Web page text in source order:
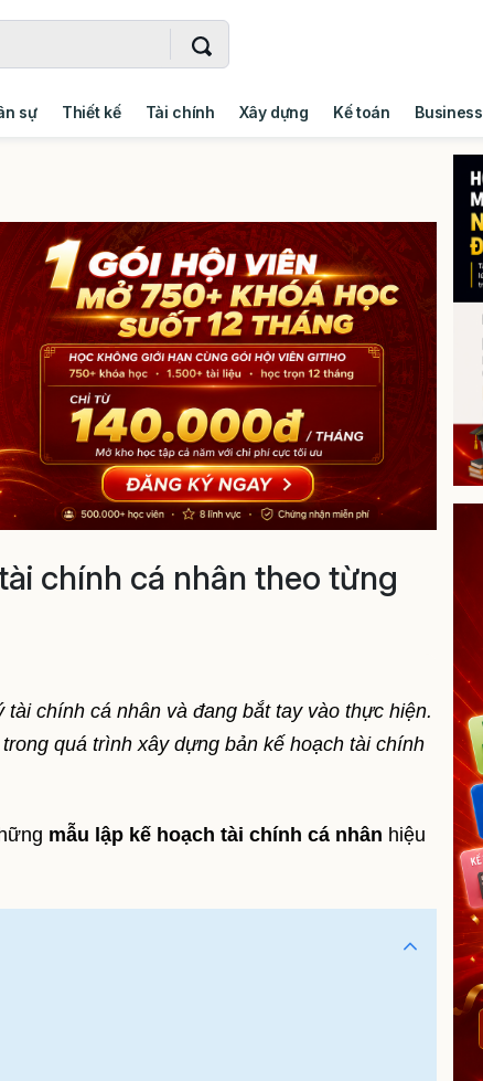
sự Thiết kế Tài chính Xây dựng Kế toán Business
chính cá nhân theo từng
chính cá nhân và đang bắt tay vào thực hiện.
quá trình xây dựng bản kế hoạch tài chính
mẫu lập kế hoạch tài chính cá nhân hiệu